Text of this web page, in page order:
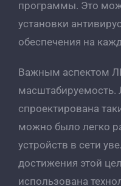
программы. Это
установки
обеспечения на
Важным аспектом
спроектирована
можно было легко
устройств в сети
достижения этой
использована